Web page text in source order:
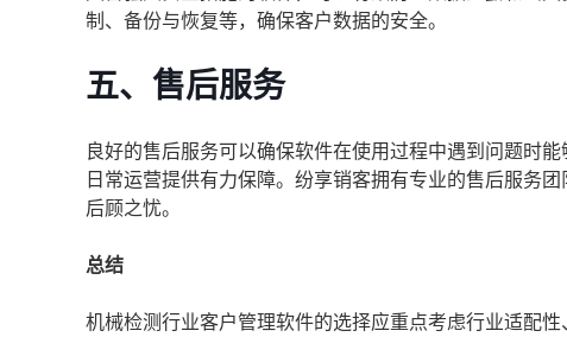
制、备份与恢复等，确保客户数据的安全。
五、售后服务
良好的售后服务可以确保软件在使用过程中遇到问题时
日常运营提供有力保障。纷享销客拥有专业的售后服务
后顾之忧。
总结
机械检测行业客户管理软件的选择应重点考虑行业适配